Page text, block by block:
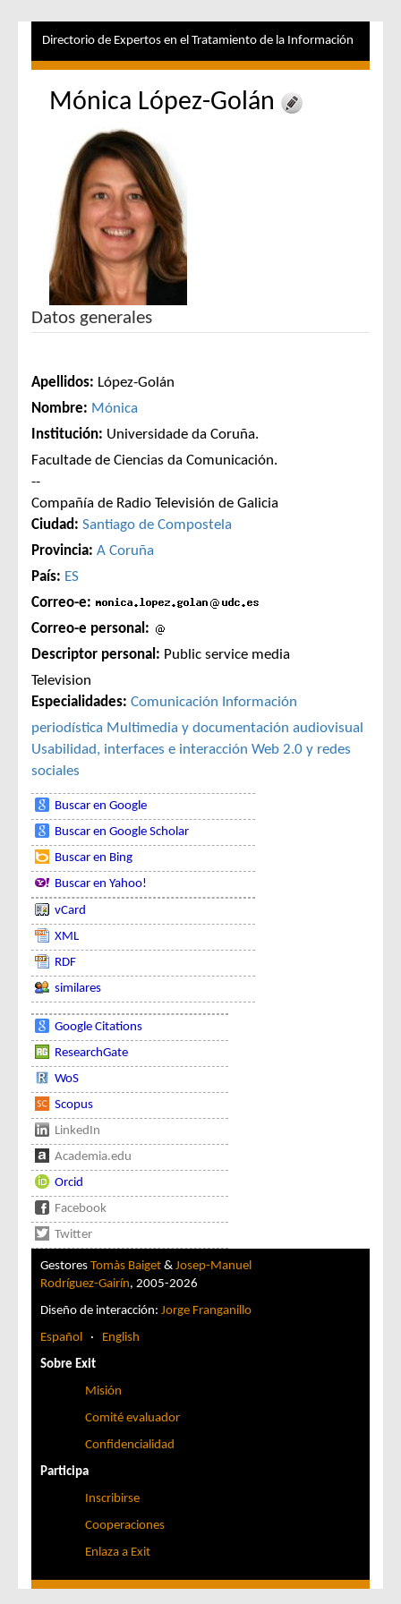
Directorio de Expertos en el Tratamiento de la Información
Mónica López-Golán
Datos generales
Apellidos: López-Golán
Nombre: Mónica
Institución: Universidade da Coruña.
Facultade de Ciencias da Comunicación.
--
Compañía de Radio Televisión de Galicia
Ciudad: Santiago de Compostela
Provincia: A Coruña
País: ES
Correo-e:
Correo-e personal:
Descriptor personal: Public service media
Television
Especialidades: Comunicación Información
periodística Multimedia y documentación audiovisual
Usabilidad, interfaces e interacción Web 2.0 y redes
sociales
Buscar en Google
Buscar en Google Scholar
Buscar en Bing
Buscar en Yahoo!
vCard
XML
RDF
similares
Google Citations
ResearchGate
WoS
Scopus
LinkedIn
Academia.edu
Orcid
Facebook
Twitter
Gestores Tomàs Baiget & Josep-Manuel
Rodríguez-Gairín, 2005-2026
Diseño de interacción: Jorge Franganillo
Español · English
Sobre Exit
Misión
Comité evaluador
Confidencialidad
Participa
Inscribirse
Cooperaciones
Enlaza a Exit